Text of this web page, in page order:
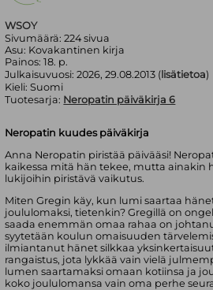
WSOY
Sivumäärä:224sivua
Asu: Kovakantinen kirja
Painos:18. p.
Julkaisuvuosi:2026, 29.08.2013 ( lisätietoa)
Kieli:Suomi
Tuotesarja: Neropatin päiväkirja 6
Neropatin kuudes päiväkirja
Anna Neropatin piristää päivääsi!
kaikessa mitä hän tekee, mutta ainakin
lukijoihin piristävä vaikutus.
Miten Gregin käy, kun lumi saartaa
joululomaksi, tietenkin? Gregillä on
saada enemmän omaa rahaa on
syytetään koulun omaisuuden
ilmiantanut hänet silkkaa
rangaistus, jota lykkää vain vielä
lumen saartamaksi omaan kotiinsa ja
koko joululomansa vain oma perhe